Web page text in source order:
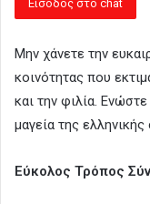
Μην χάνετε την
κοινότητας που
και την φιλία.
μαγεία της
Εύκολος Τρόπος